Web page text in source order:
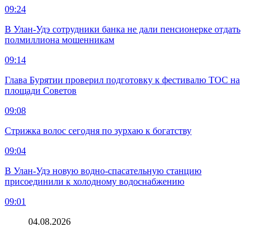
09:24
В Улан-Удэ сотрудники банка не дали пенсионерке отдать
полмиллиона мошенникам
09:14
Глава Бурятии проверил подготовку к фестивалю ТОС на
площади Советов
09:08
Стрижка волос сегодня по зурхаю к богатству
09:04
В Улан-Удэ новую водно‑спасательную станцию
присоединили к холодному водоснабжению
09:01
04.08.2026